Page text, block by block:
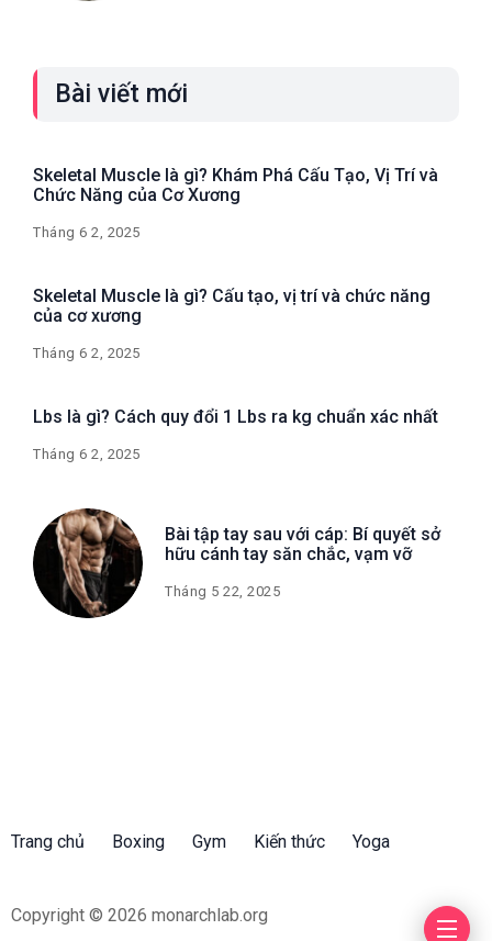
Bài viết mới
Skeletal Muscle là gì? Khám Phá Cấu Tạo, Vị Trí và
Chức Năng của Cơ Xương
Tháng 6 2, 2025
Skeletal Muscle là gì? Cấu tạo, vị trí và chức năng
của cơ xương
Tháng 6 2, 2025
Lbs là gì? Cách quy đổi 1 Lbs ra kg chuẩn xác nhất
Tháng 6 2, 2025
Bài tập tay sau với cáp: Bí quyết sở
hữu cánh tay săn chắc, vạm vỡ
Tháng 5 22, 2025
Trang chủ Boxing Gym Kiến thức Yoga
Copyright © 2026 monarchlab.org